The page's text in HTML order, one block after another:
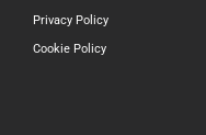
Privacy Policy
Cookie Policy